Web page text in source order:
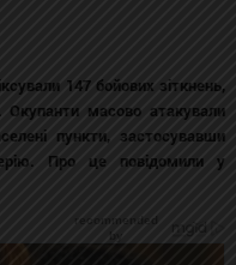
147 бойових зіткнень,
Окупанти масово атакували
пункти, застосувавши
Про це повідомили у